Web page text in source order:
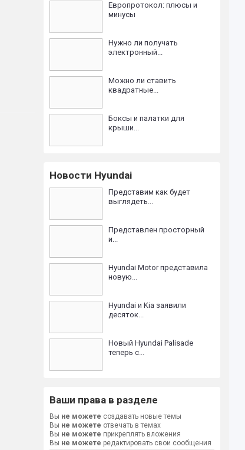
Европротокол: плюсы и
минусы
Нужно ли получать
электронный...
Можно ли ставить
квадратные...
Боксы и палатки для
крыши...
Новости Hyundai
Представим как будет
выглядеть...
Представлен просторный
и...
Hyundai Motor представила
новую...
Hyundai и Kia заявили
десяток...
Новый Hyundai Palisade
теперь с...
Ваши права в разделе
Вы не можете создавать новые темы
Вы не можете отвечать в темах
Вы не можете прикреплять вложения
Вы не можете редактировать свои сообщения